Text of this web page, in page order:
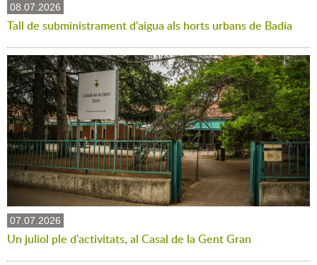
08.07.2026
Tall de subministrament d'aigua als horts urbans de Badia
07.07.2026
Un juliol ple d'activitats, al Casal de la Gent Gran